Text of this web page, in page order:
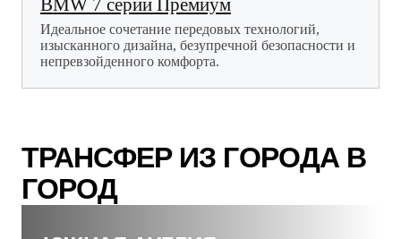
BMW 7 серии Премиум
Идеальное сочетание передовых технологий,
изысканного дизайна, безупречной безопасности и
непревзойденного комфорта.
ТРАНСФЕР ИЗ ГОРОДА В
ГОРОД